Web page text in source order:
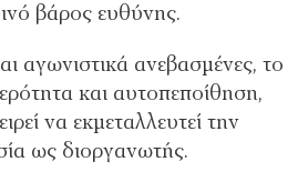
βάρος ευθύνης.
αγωνιστικά ανεβασμένες, το
και αυτοπεποίθηση,
να εκμεταλλευτεί την
ως διοργανωτής.